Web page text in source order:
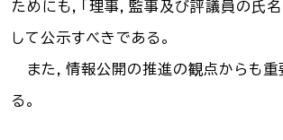
ためにも，「理事，監事及び評議員の氏
して公示すべきである。
また，情報公開の推進の観点からも重
る。